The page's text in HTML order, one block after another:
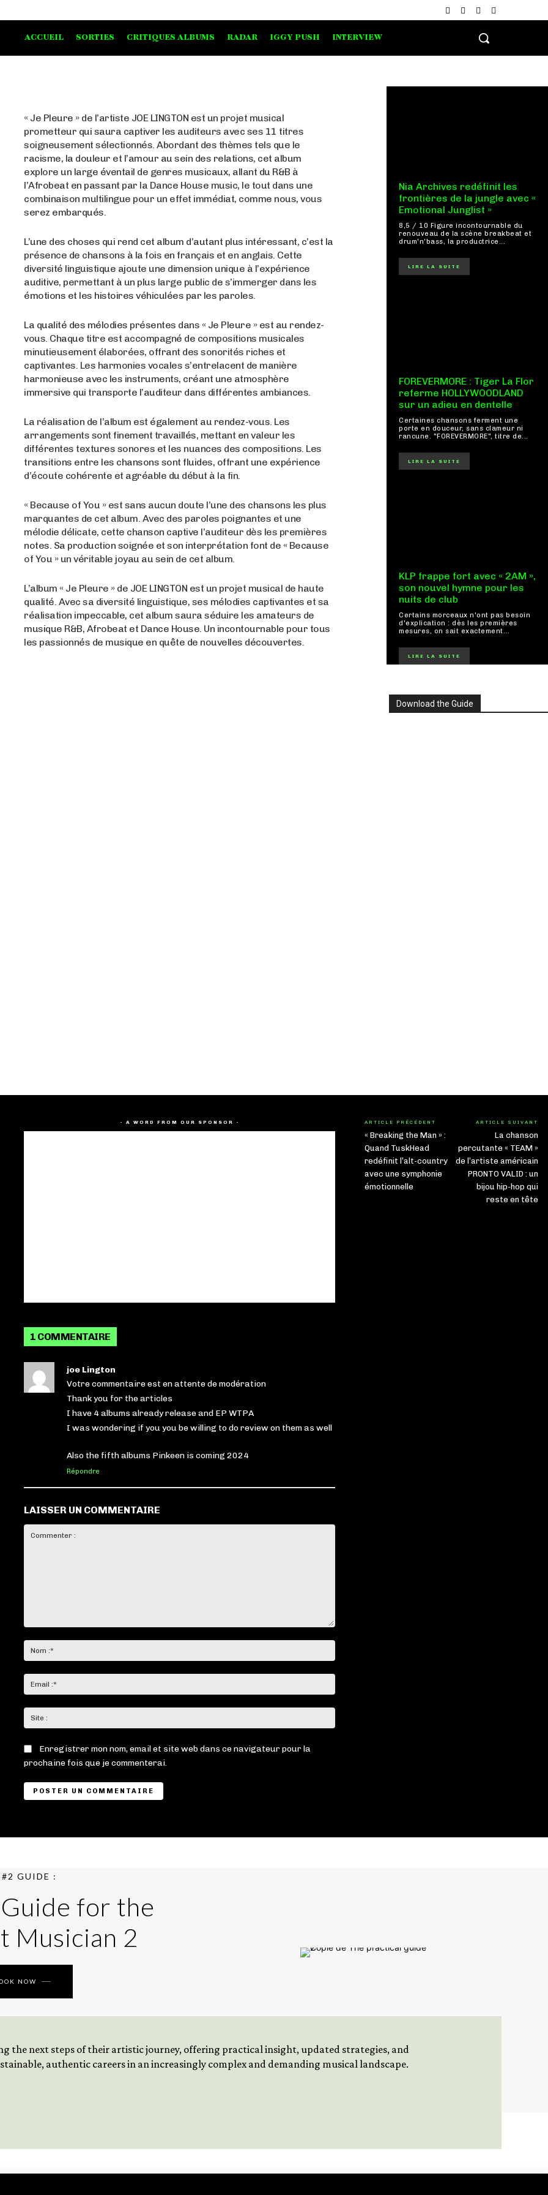
ACCUEIL SORTIES CRITIQUES ALBUMS RADAR IGGY PUSH INTERVIEW
« Je Pleure » de l’artiste JOE LINGTON est un projet musical
prometteur qui saura captiver les auditeurs avec ses 11 titres
soigneusement sélectionnés. Abordant des thèmes tels que le
racisme, la douleur et l’amour au sein des relations, cet album
explore un large éventail de genres musicaux, allant du R&B à
l’Afrobeat en passant par la Dance House music, le tout dans une
combinaison multilingue pour un effet immédiat, comme nous, vous
serez embarqués.
L’une des choses qui rend cet album d’autant plus intéressant, c’est la
présence de chansons à la fois en français et en anglais. Cette
diversité linguistique ajoute une dimension unique à l’expérience
auditive, permettant à un plus large public de s’immerger dans les
émotions et les histoires véhiculées par les paroles.
La qualité des mélodies présentes dans « Je Pleure » est au rendez-
vous. Chaque titre est accompagné de compositions musicales
minutieusement élaborées, offrant des sonorités riches et
captivantes. Les harmonies vocales s’entrelacent de manière
harmonieuse avec les instruments, créant une atmosphère
immersive qui transporte l’auditeur dans différentes ambiances.
La réalisation de l’album est également au rendez-vous. Les
arrangements sont finement travaillés, mettant en valeur les
différentes textures sonores et les nuances des compositions. Les
transitions entre les chansons sont fluides, offrant une expérience
d’écoute cohérente et agréable du début à la fin.
« Because of You » est sans aucun doute l’une des chansons les plus
marquantes de cet album. Avec des paroles poignantes et une
mélodie délicate, cette chanson captive l’auditeur dès les premières
notes. Sa production soignée et son interprétation font de « Because
of You » un véritable joyau au sein de cet album.
L’album « Je Pleure » de JOE LINGTON est un projet musical de haute
qualité. Avec sa diversité linguistique, ses mélodies captivantes et sa
réalisation impeccable, cet album saura séduire les amateurs de
musique R&B, Afrobeat et Dance House. Un incontournable pour tous
les passionnés de musique en quête de nouvelles découvertes.
Nia Archives redéfinit les
frontières de la jungle avec «
Emotional Junglist »
8,5 / 10 Figure incontournable du
renouveau de la scène breakbeat et
drum'n'bass, la productrice...
LIRE LA SUITE
FOREVERMORE : Tiger La Flor
referme HOLLYWOODLAND
sur un adieu en dentelle
Certaines chansons ferment une
porte en douceur, sans clameur ni
rancune. "FOREVERMORE", titre de...
LIRE LA SUITE
KLP frappe fort avec « 2AM »,
son nouvel hymne pour les
nuits de club
Certains morceaux n'ont pas besoin
d'explication : dès les premières
mesures, on sait exactement...
LIRE LA SUITE
Download the Guide
- A WORD FROM OUR SPONSOR -
1 COMMENTAIRE
joe Lington
Votre commentaire est en attente de modération
Thank you for the articles
I have 4 albums already release and EP WTPA
I was wondering if you you be willing to do review on them as well
Also the fifth albums Pinkeen is coming 2024
Répondre
LAISSER UN COMMENTAIRE
:*
:*
:
Enregistrer mon nom, email et site web dans ce navigateur pour la
prochaine fois que je commenterai.
ARTICLE PRÉCÉDENT
« Breaking the Man » :
Quand TuskHead
redéfinit l’alt-country
avec une symphonie
émotionnelle
ARTICLE SUIVANT
La chanson
percutante « TEAM »
de l’artiste américain
PRONTO VALID : un
bijou hip-hop qui
reste en tête
GUIDE :
for the
Musician 2
NOW
the next steps of their artistic journey, offering practical insight, updated strategies, and
authentic careers in an increasingly complex and demanding musical landscape.